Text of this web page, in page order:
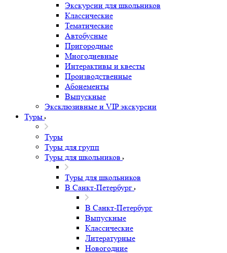
Экскурсии для школьников
Классические
Тематические
Автобусные
Пригородные
Многодневные
Интерактивы и квесты
Производственные
Абонементы
Выпускные
Эксклюзивные и VIP экскурсии
Туры
Туры
Туры для групп
Туры для школьников
Туры для школьников
В Санкт-Петербург
В Санкт-Петербург
Выпускные
Классические
Литературные
Новогодние